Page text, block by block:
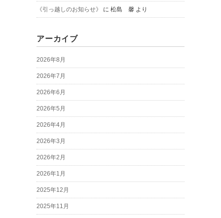
《引っ越しのお知らせ》 に 松島 馨 より
アーカイブ
2026年8月
2026年7月
2026年6月
2026年5月
2026年4月
2026年3月
2026年2月
2026年1月
2025年12月
2025年11月